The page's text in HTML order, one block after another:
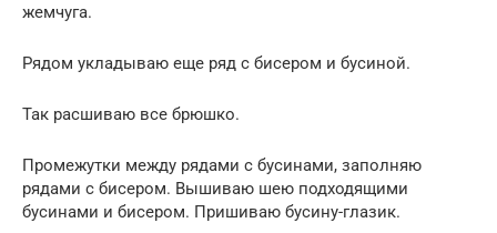
жемчуга.
Рядом укладываю еще ряд с бисером и бусиной.
Так расшиваю все брюшко.
Промежутки между рядами с бусинами, заполняю
рядами с бисером. Вышиваю шею подходящими
бусинами и бисером. Пришиваю бусину-глазик.